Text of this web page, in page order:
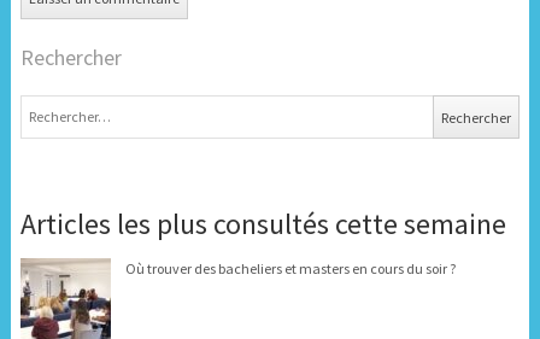
Rechercher
Articles les plus consultés cette semaine
Où trouver des bacheliers et masters en cours du soir ?